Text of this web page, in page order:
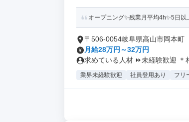
オープニング✨残業月平均4h✨5日
〒506-0054岐阜県高山市岡本町
月給28万円～32万円
求めている人材 ⏩未経験歓迎 ＊
業界未経験歓迎 社員登用あり フリ